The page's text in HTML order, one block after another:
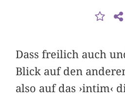
Dass freilich auch
Blick auf den
also auf das ›intim‹